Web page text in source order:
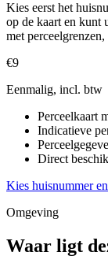
Kies eerst het
op de kaart en kunt
met
€9
Eenmalig, incl. btw
Perceelkaart
Indicatieve
Direct
Kies huisnummer
Omgeving
Waar ligt